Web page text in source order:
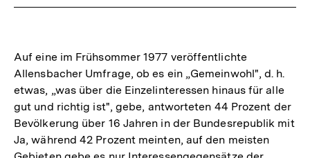
Auf eine im Frühsommer 1977 veröffentlichte
Allensbacher Umfrage, ob es ein „Gemeinwohl", d. h.
etwas, „was über die Einzelinteressen hinaus für alle
gut und richtig ist", gebe, antworteten 44 Prozent der
Bevölkerung über 16 Jahren in der Bundesrepublik mit
Ja, während 42 Prozent meinten, auf den meisten